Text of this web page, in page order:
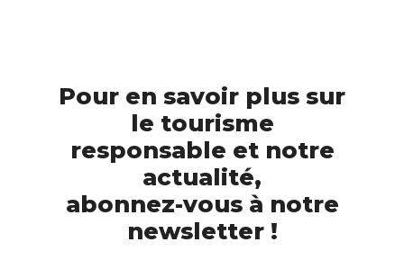
Pour en savoir plus sur
le tourisme
responsable et notre
actualité,
abonnez-vous à notre
newsletter !